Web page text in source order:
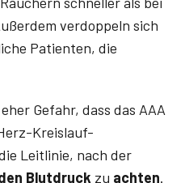
verdoppeln sich
Patienten, die
Gefahr, dass das AAA
Kreislauf-
Leitlinie, nach der
Blutdruck zu achten.